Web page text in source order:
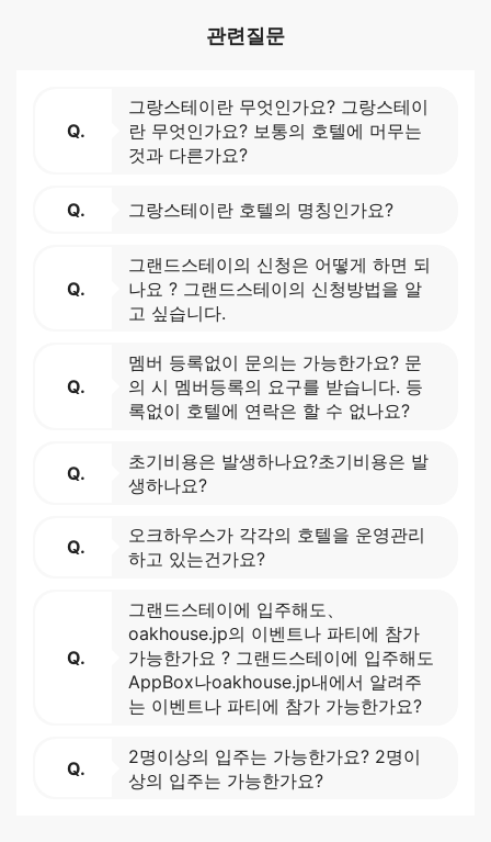
관련질문
Q.
그랑스테이란 무엇인가요? 그랑스테이
란 무엇인가요? 보통의 호텔에 머무는
것과 다른가요?
Q. 그랑스테이란 호텔의 명칭인가요?
Q.
그랜드스테이의 신청은 어떻게 하면 되
나요 ? 그랜드스테이의 신청방법을 알
고 싶습니다.
Q.
멤버 등록없이 문의는 가능한가요? 문
의 시 멤버등록의 요구를 받습니다. 등
록없이 호텔에 연락은 할 수 없나요?
Q.
초기비용은 발생하나요?초기비용은 발
생하나요?
Q.
오크하우스가 각각의 호텔을 운영관리
하고 있는건가요?
Q.
그랜드스테이에 입주해도、
oakhouse.jp의 이벤트나 파티에 참가
가능한가요 ? 그랜드스테이에 입주해도
AppBox나oakhouse.jp내에서 알려주
는 이벤트나 파티에 참가 가능한가요?
Q.
2명이상의 입주는 가능한가요? 2명이
상의 입주는 가능한가요?